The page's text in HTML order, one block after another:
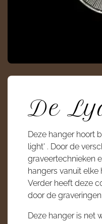
De
Deze hanger hoort
light' . Door de
graveertechnieken
hangers vanuit elke
Verder heeft deze
door de
Deze hanger is net